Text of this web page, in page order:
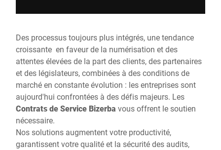
Des processus toujours plus intégrés, une tendance
croissante en faveur de la numérisation et des
attentes élevées de la part des clients, des partenaires
et des législateurs, combinées à des conditions de
marché en constante évolution : les entreprises sont
aujourd'hui confrontées à des défis majeurs. Les
Contrats de Service Bizerba vous offrent le soutien
nécessaire.
Nos solutions augmentent votre productivité,
garantissent votre qualité et la sécurité des audits,